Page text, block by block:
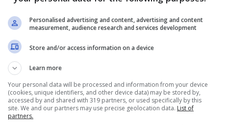
per gli abbonati non finiscono qua.
spiazza i giocatori
anti-Game Pass
e denunciano la sua esistenza come la
di Xbox e per i suoi tanti progetti, ci sono
gli abbonati e che portano notizie non proprio
Personalised advertising and content, advertising and content
measurement, audience research and services development
Store and/or access information on a device
Learn more
Your personal data will be processed and information from your device
(cookies, unique identifiers, and other device data) may be stored by,
accessed by and shared with 319 partners, or used specifically by this
site. We and our partners may use precise geolocation data. List of
partners.